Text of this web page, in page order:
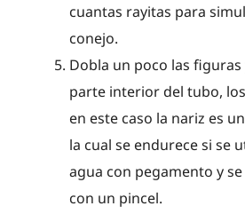
cuantas rayitas para
conejo.
Dobla un poco las
parte interior del tubo,
en este caso la nariz es
la cual se endurece si se
agua con pegamento y
con un pincel.